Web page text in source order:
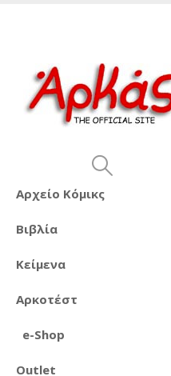
Αρχείο Κόμικς
Βιβλία
Κείμενα
Αρκοτέστ
e-Shop
Outlet